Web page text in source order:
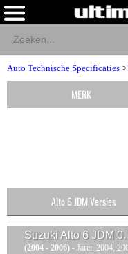
Auto Technische Specificaties >
Suzuki Alto 6 JDM
(2004 - 2006) - Jaren 2004,
MERK
Alto 6 JDM Versies